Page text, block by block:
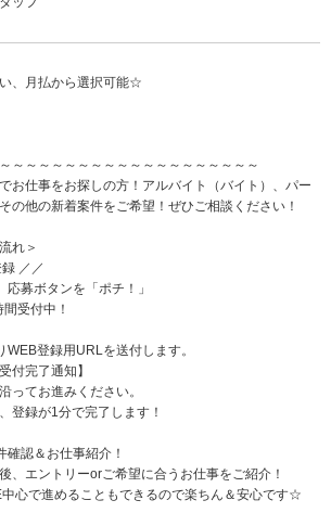
、月払から選択可能☆
～～～～～～～～～～～～～～～～～～～
お仕事をお探しの方！アルバイト（バイト）、パー
の他の新着案件をご希望！ぜひご相談ください！
れ＞
／／
募ボタンを「ポチ！」
受付中！
登録用URLを送付します。
付完了通知】
ってお進みください。
登録が1分で完了します！
認＆お仕事紹介！
、エントリーorご希望に合うお仕事をご紹介！
心で進めることもできるので楽ちん＆安心です☆